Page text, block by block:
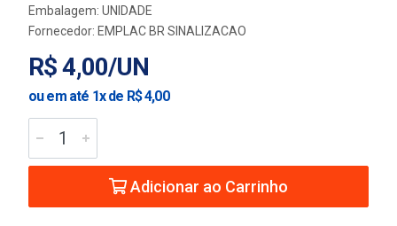
Embalagem: UNIDADE
Fornecedor: EMPLAC BR SINALIZACAO
R$ 4,00/UN
ou em até 1x de R$ 4,00
Adicionar ao Carrinho